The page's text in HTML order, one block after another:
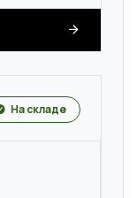
На складе